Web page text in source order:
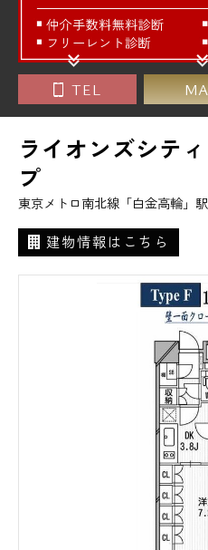
TEL
ライオンズシテ
プ
東京メトロ南北線「白金高輪」
建物情報はこちら